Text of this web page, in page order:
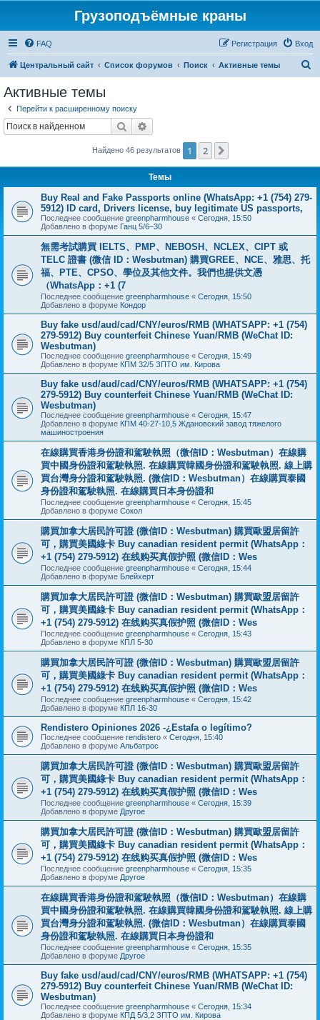
Грузоподъёмные краны
FAQ Вход
Регистрация
Центральный сайт Список форумов Поиск Активные темы
Активные темы
Перейти к расширенному поиску
Поиск
Найдено 46 результатов 1 2
Темы
Buy Real and Fake Passports online (WhatsApp: +1 (754) 279-
5912) ID card, Drivers license, buy legitimate US passports,
Последнее сообщение greenpharmhouse « Сегодня, 15:50
Добавлено в форуме Ганц 5/6–30
無需考試購買 IELTS、PMP、NEBOSH、NCLEX、CIPT 或
TELC 證書 (微信 ID：Wesbutman) 購買GREE、NCE、雅思、托
福、PTE、CPSO、學位及其他文件。我們也提供文憑
（WhatsApp：+1 (7
Последнее сообщение greenpharmhouse « Сегодня, 15:50
Добавлено в форуме Кондор
Buy fake usd/aud/cad/CNY/euros/RMB (WHATSAPP: +1 (754)
279-5912) Buy counterfeit Chinese Yuan/RMB (WeChat ID:
Wesbutman)
Последнее сообщение greenpharmhouse « Сегодня, 15:49
Добавлено в форуме КПМ 32/5 ЗПТО им. Кирова
Buy fake usd/aud/cad/CNY/euros/RMB (WHATSAPP: +1 (754)
279-5912) Buy counterfeit Chinese Yuan/RMB (WeChat ID:
Wesbutman)
Последнее сообщение greenpharmhouse « Сегодня, 15:47
Добавлено в форуме КПМ 40-27-10,5 Ждановский завод тяжелого
машиностроения
在線購買香港身份證和駕駛執照（微信ID：Wesbutman）在線購
買中國身份證和駕駛執照. 在線購買韓國身份證和駕駛執照. 線上購
買台灣身分證和駕駛執照. (微信ID：Wesbutman）在線購買泰國
身份證和駕駛執照. 在線購買日本身份證和
Последнее сообщение greenpharmhouse « Сегодня, 15:45
Добавлено в форуме Сокол
購買加拿大居民許可證 (微信ID：Wesbutman) 購買歐盟居留許
可，購買美國綠卡 Buy canadian resident permit (WhatsApp：
+1 (754) 279-5912) 在线购买真假护照 (微信ID：Wes
Последнее сообщение greenpharmhouse « Сегодня, 15:44
Добавлено в форуме Блейхерт
購買加拿大居民許可證 (微信ID：Wesbutman) 購買歐盟居留許
可，購買美國綠卡 Buy canadian resident permit (WhatsApp：
+1 (754) 279-5912) 在线购买真假护照 (微信ID：Wes
Последнее сообщение greenpharmhouse « Сегодня, 15:43
Добавлено в форуме КПЛ 5-30
購買加拿大居民許可證 (微信ID：Wesbutman) 購買歐盟居留許
可，購買美國綠卡 Buy canadian resident permit (WhatsApp：
+1 (754) 279-5912) 在线购买真假护照 (微信ID：Wes
Последнее сообщение greenpharmhouse « Сегодня, 15:42
Добавлено в форуме КПЛ 16-30
Rendistero Opiniones 2026 -¿Estafa o legítimo?
Последнее сообщение rendistero « Сегодня, 15:40
Добавлено в форуме Альбатрос
購買加拿大居民許可證 (微信ID：Wesbutman) 購買歐盟居留許
可，購買美國綠卡 Buy canadian resident permit (WhatsApp：
+1 (754) 279-5912) 在线购买真假护照 (微信ID：Wes
Последнее сообщение greenpharmhouse « Сегодня, 15:39
Добавлено в форуме Другое
購買加拿大居民許可證 (微信ID：Wesbutman) 購買歐盟居留許
可，購買美國綠卡 Buy canadian resident permit (WhatsApp：
+1 (754) 279-5912) 在线购买真假护照 (微信ID：Wes
Последнее сообщение greenpharmhouse « Сегодня, 15:35
Добавлено в форуме Другое
在線購買香港身份證和駕駛執照（微信ID：Wesbutman）在線購
買中國身份證和駕駛執照. 在線購買韓國身份證和駕駛執照. 線上購
買台灣身分證和駕駛執照. (微信ID：Wesbutman）在線購買泰國
身份證和駕駛執照. 在線購買日本身份證和
Последнее сообщение greenpharmhouse « Сегодня, 15:35
Добавлено в форуме Другое
Buy fake usd/aud/cad/CNY/euros/RMB (WHATSAPP: +1 (754)
279-5912) Buy counterfeit Chinese Yuan/RMB (WeChat ID:
Wesbutman)
Последнее сообщение greenpharmhouse « Сегодня, 15:34
Добавлено в форуме КПД 5/3,2 ЗПТО им. Кирова